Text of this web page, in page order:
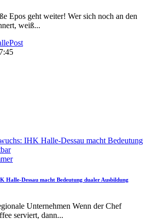
Epos geht weiter! Wer sich noch an den
weiß...
Halle-Dessau macht Bedeutung dualer Ausbildung
Unternehmen Wenn der Chef
serviert, dann...